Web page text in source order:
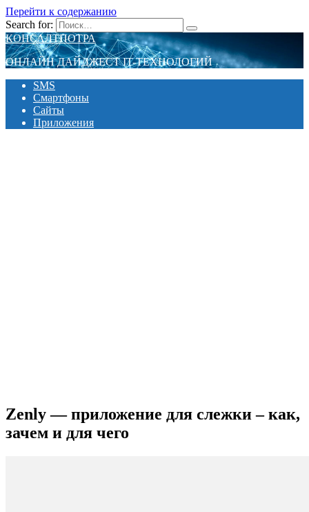
Перейти к содержанию
Search for:
КОНСАЛТПОТРА
ОНЛАЙН ДАЙДЖЕСТ IT-ТЕХНОЛОГИЙ
SMS
Смартфоны
Сайты
Приложения
Zenly — приложение для слежки – как,
зачем и для чего